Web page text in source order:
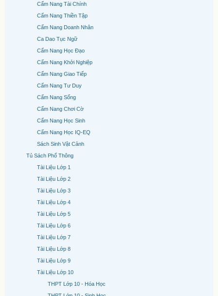
Cẩm Nang Tài Chính
Cẩm Nang Thiền Tập
Cẩm Nang Doanh Nhân
Ca Dao Tục Ngữ
Cẩm Nang Học Đạo
Cẩm Nang Khởi Nghiệp
Cẩm Nang Giao Tiếp
Cẩm Nang Tư Duy
Cẩm Nang Sống
Cẩm Nang Chơi Cờ
Cẩm Nang Học Sinh
Cẩm Nang Học IQ-EQ
Sách Sinh Vật Cảnh
Tủ Sách Phổ Thông
Tài Liệu Lớp 1
Tài Liệu Lớp 2
Tài Liệu Lớp 3
Tài Liệu Lớp 4
Tài Liệu Lớp 5
Tài Liệu Lớp 6
Tài Liệu Lớp 7
Tài Liệu Lớp 8
Tài Liệu Lớp 9
Tài Liệu Lớp 10
THPT Lớp 10 - Hóa Học